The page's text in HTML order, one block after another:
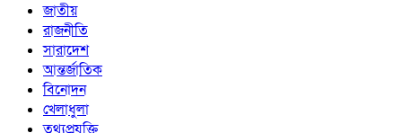
জাতীয়
রাজনীতি
সারাদেশ
আন্তর্জাতিক
বিনোদন
খেলাধুলা